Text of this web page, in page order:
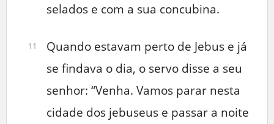
selados e com a sua concubina.
11
Quando estavam perto de Jebus e já
se findava o dia, o servo disse a seu
senhor: “Venha. Vamos parar nesta
cidade dos jebuseus e passar a noite